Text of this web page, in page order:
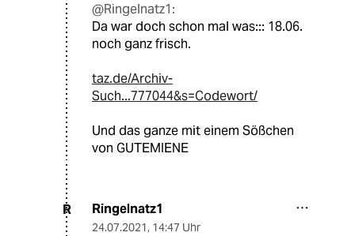
@Ringelnatz1:
Da war doch schon mal was::: 18.06.
noch ganz frisch.
taz.de/Archiv-
Such...777044&s=Codewort/
Und das ganze mit einem Sößchen
von GUTEMIENE
R Ringelnatz1
24.07.2021, 14:47 Uhr